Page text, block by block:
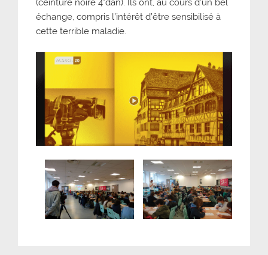
(ceinture noire 4°dan). Ils ont, au cours d’un bel
échange, compris l’intérêt d’être sensibilisé à
cette terrible maladie.